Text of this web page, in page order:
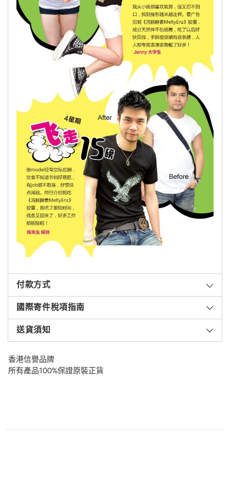
付款方式
國際寄件稅項指南
送貨須知
香港信譽品牌
所有產品100%保證原裝正貨